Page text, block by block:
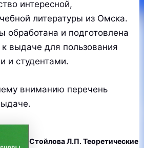
интересной,
литературы из Омска.
обработана и подготовлена
выдаче для пользования
и студентами.
вниманию перечень
Стойлова Л.П. Теоретические